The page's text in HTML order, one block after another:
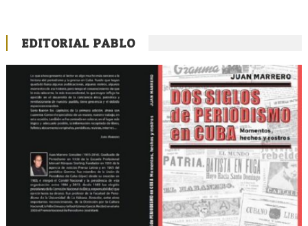
EDITORIAL PABLO